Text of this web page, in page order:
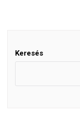
Keresés